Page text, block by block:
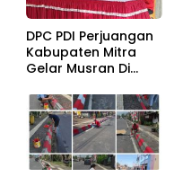
DPC PDI Perjuangan
Kabupaten Mitra
Gelar Musran Di